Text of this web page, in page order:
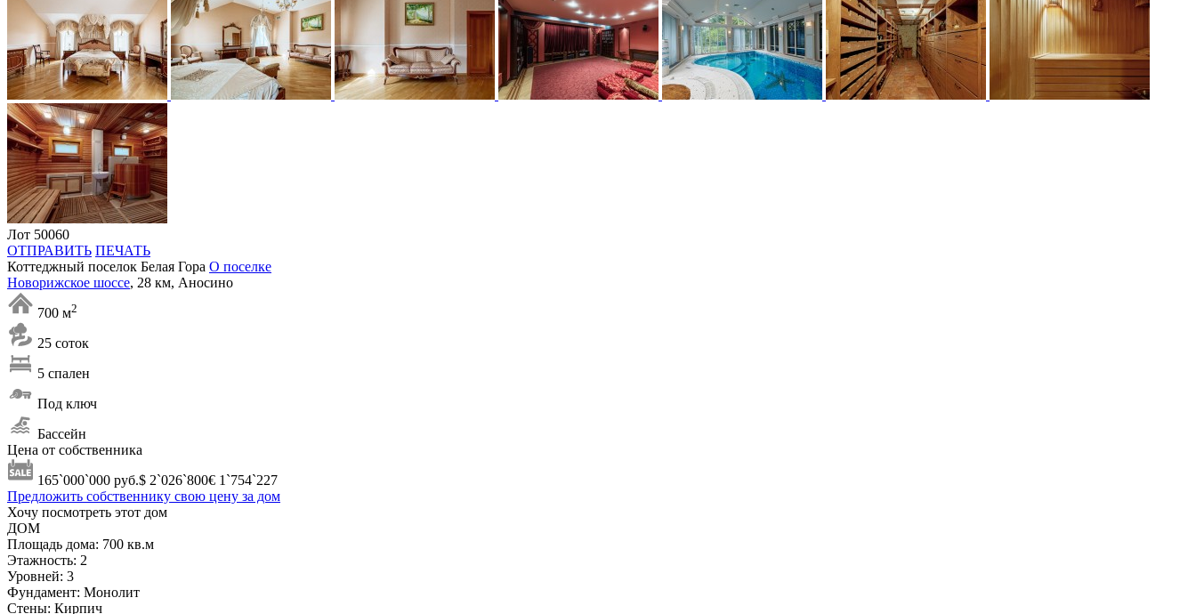
Лот 50060
ОТПРАВИТЬ ПЕЧАТЬ
Коттеджный поселок Белая Гора О поселке
Новорижское шоссе, 28 км, Аносино
700 м2
25 соток
5 спален
Под ключ
Бассейн
Цена от собственника
165`000`000 руб.$ 2`026`800€ 1`754`227
Предложить собственнику свою цену за дом
Хочу посмотреть этот дом
ДОМ
Площадь дома: 700 кв.м
Этажность: 2
Уровней: 3
Фундамент: Монолит
Стены: Кирпич